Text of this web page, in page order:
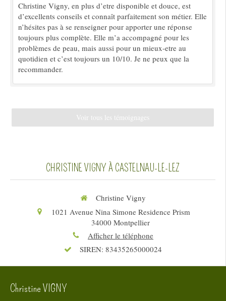
Christine Vigny, en plus d’etre disponible et douce, est
d’excellents conseils et connaît parfaitement son métier. Elle
n’hésites pas à se renseigner pour apporter une réponse
toujours plus complète. Elle m’a accompagné pour les
problèmes de peau, mais aussi pour un mieux-etre au
quotidien et c’est toujours un 10/10. Je ne peux que la
recommander.
Voir tous les témoignages
CHRISTINE VIGNY À CASTELNAU-LE-LEZ
Christine Vigny
1021 Avenue Nina Simone Residence Prism
34000 Montpellier
Afficher le téléphone
SIREN: 83435265000024
Christine VIGNY